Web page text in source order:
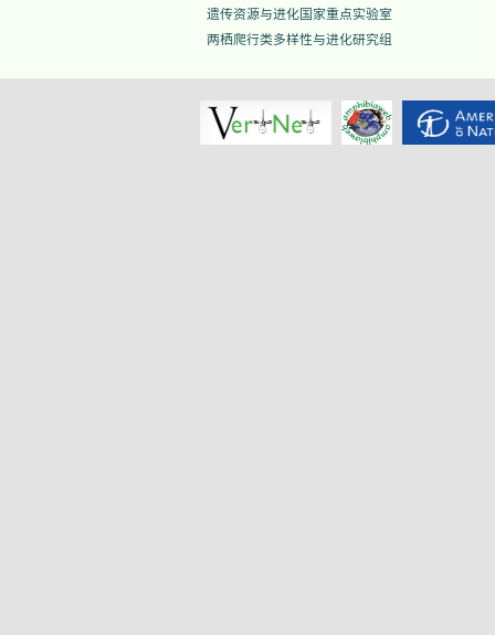
遗传资源与进化国家重点实验室
两栖爬行类多样性与进化研究组